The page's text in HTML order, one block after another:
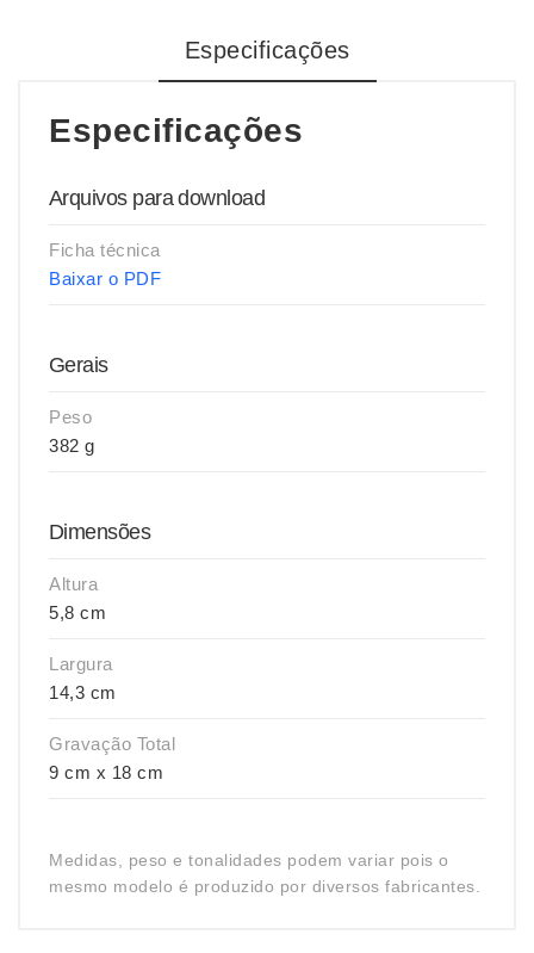
Especificações
Especificações
Arquivos para download
Ficha técnica
Baixar o PDF
Gerais
Peso
382 g
Dimensões
Altura
5,8 cm
Largura
14,3 cm
Gravação Total
9 cm x 18 cm
Medidas, peso e tonalidades podem variar pois o
mesmo modelo é produzido por diversos fabricantes.